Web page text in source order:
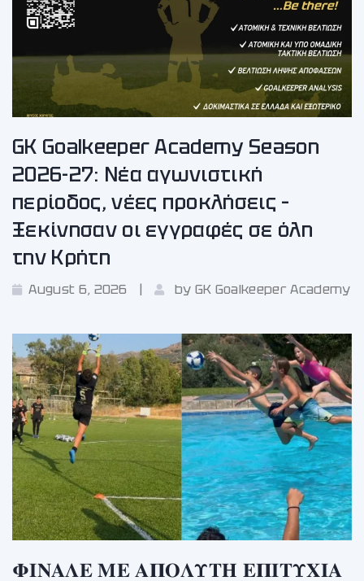
GK Goalkeeper Academy Season
2026-27: Νέα αγωνιστική
περίοδος, νέες προκλήσεις –
Ξεκίνησαν οι εγγραφές σε όλη
την Κρήτη
August 6, 2026 by GK Goalkeeper Academy
𝚽𝚰𝚴𝚨𝚲𝚬 𝚳𝚬 𝚨𝚷𝚶𝚲𝚼𝚻𝚮 𝚬𝚷𝚰𝚻𝚼𝚾𝚰𝚨